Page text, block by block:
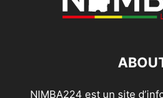
NIMBA224 est un site